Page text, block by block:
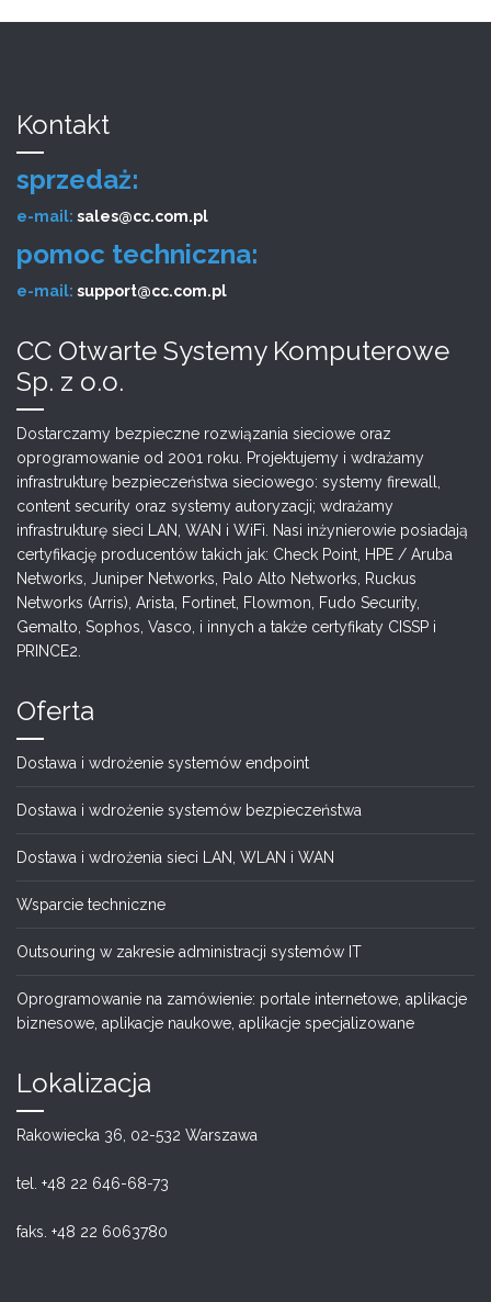
Kontakt
sprzedaż:
e-mail: sales@cc.com.pl
pomoc techniczna:
e-mail: support@cc.com.pl
CC Otwarte Systemy Komputerowe
Sp. z o.o.
Dostarczamy bezpieczne rozwiązania sieciowe oraz
oprogramowanie od 2001 roku. Projektujemy i wdrażamy
infrastrukturę bezpieczeństwa sieciowego: systemy firewall,
content security oraz systemy autoryzacji; wdrażamy
infrastrukturę sieci LAN, WAN i WiFi. Nasi inżynierowie posiadają
certyfikację producentów takich jak: Check Point, HPE / Aruba
Networks, Juniper Networks, Palo Alto Networks, Ruckus
Networks (Arris), Arista, Fortinet, Flowmon, Fudo Security,
Gemalto, Sophos, Vasco, i innych a także certyfikaty CISSP i
PRINCE2.
Oferta
Dostawa i wdrożenie systemów endpoint
Dostawa i wdrożenie systemów bezpieczeństwa
Dostawa i wdrożenia sieci LAN, WLAN i WAN
Wsparcie techniczne
Outsouring w zakresie administracji systemów IT
Oprogramowanie na zamówienie: portale internetowe, aplikacje
biznesowe, aplikacje naukowe, aplikacje specjalizowane
Lokalizacja
Rakowiecka 36, 02-532 Warszawa
tel. +48 22 646-68-73
faks. +48 22 6063780